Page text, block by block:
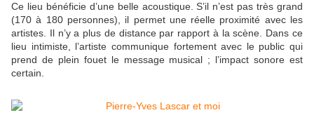
Ce lieu bénéficie d’une belle acoustique. S’il n’est pas très grand
(170 à 180 personnes), il permet une réelle proximité avec les
artistes. Il n’y a plus de distance par rapport à la scène. Dans ce
lieu intimiste, l’artiste communique fortement avec le public qui
prend de plein fouet le message musical ; l’impact sonore est
certain.